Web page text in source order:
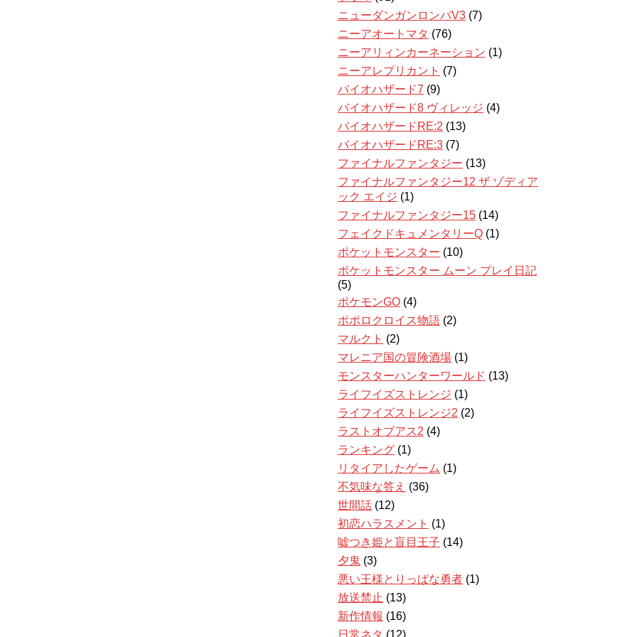
ニューダンガンロンパV3 (7)
ニーアオートマタ (76)
ニーアリィンカーネーション (1)
ニーアレプリカント (7)
バイオハザード7 (9)
バイオハザード8 ヴィレッジ (4)
バイオハザードRE:2 (13)
バイオハザードRE:3 (7)
ファイナルファンタジー (13)
ファイナルファンタジー12 ザ ゾディア
ック エイジ (1)
ファイナルファンタジー15 (14)
フェイクドキュメンタリーQ (1)
ポケットモンスター (10)
ポケットモンスター ムーン プレイ日記
(5)
ポケモンGO (4)
ポポロクロイス物語 (2)
マルクト (2)
マレニア国の冒険酒場 (1)
モンスターハンターワールド (13)
ライフイズストレンジ (1)
ライフイズストレンジ2 (2)
ラストオブアス2 (4)
ランキング (1)
リタイアしたゲーム (1)
不気味な答え (36)
世間話 (12)
初恋ハラスメント (1)
嘘つき姫と盲目王子 (14)
夕鬼 (3)
悪い王様とりっぱな勇者 (1)
放送禁止 (13)
新作情報 (16)
日常ネタ (12)